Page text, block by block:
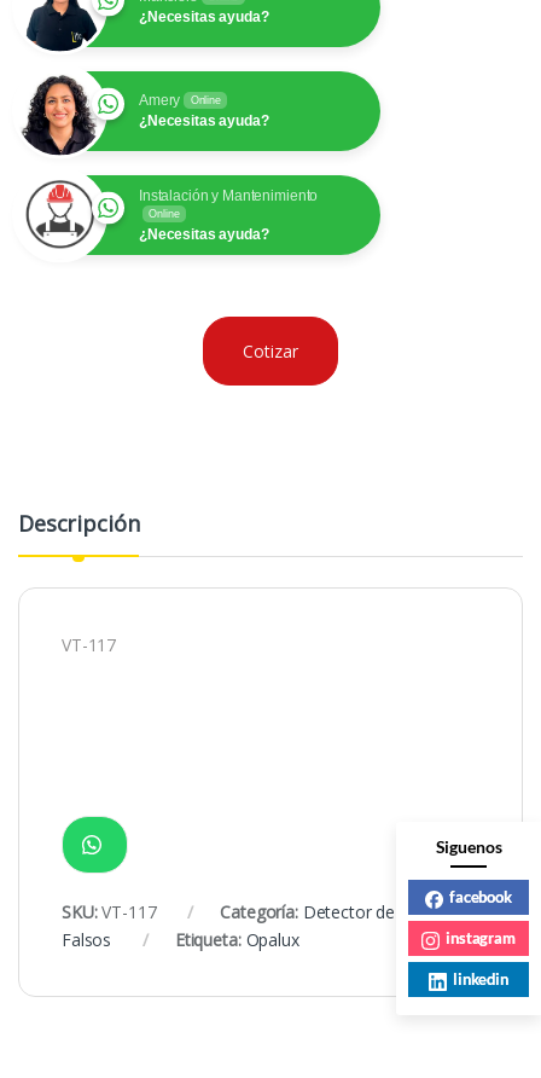
¿Necesitas ayuda?
Amery Online
¿Necesitas ayuda?
Instalación y Mantenimiento
Online
¿Necesitas ayuda?
Cotizar
Descripción
VT-117
SKU:VT-117 Categoría: Detector de Billetes
Falsos
Etiqueta: Opalux
Siguenos
facebook
instagram
linkedin